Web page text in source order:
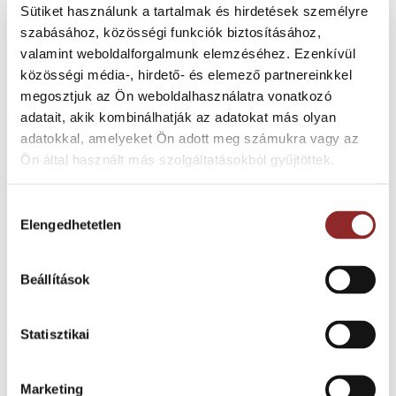
Sütiket használunk a tartalmak és hirdetések személyre
szabásához, közösségi funkciók biztosításához,
valamint weboldalforgalmunk elemzéséhez. Ezenkívül
közösségi média-, hirdető- és elemező partnereinkkel
megosztjuk az Ön weboldalhasználatra vonatkozó
adatait, akik kombinálhatják az adatokat más olyan
adatokkal, amelyeket Ön adott meg számukra vagy az
Ön által használt más szolgáltatásokból gyűjtöttek.
kiválasztása
Elengedhetetlen
Beállítások
Statisztikai
Marketing
A termék tartósságának köszönhetően
rendkívül ellenáll a mechanikai és vegyi
igénybevétellel szemben, könnyű
karbantartani, és könnyen tisztítható.
Fenntartása egyszerű és gazdaságos, mivel
a sima felület segíti megelőzni a
szennyeződések felhalmozódását.
ergonomikus
, csökkentve a hosszú órákon
át történő gyaloglás okozta fáradtságot,
komfortot a munkahelyi környezetben.
színválasztékokban elérhető
, így könnyen